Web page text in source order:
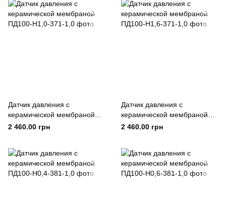
Датчик давления с
керамической мембраной
ПД100-Н1,0-371-1,0
2 460.00 грн
Датчик давления с
керамической мембраной
ПД100-Н1,6-371-1,0
2 460.00 грн